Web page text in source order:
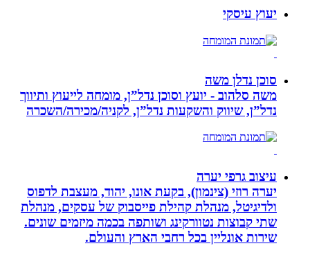
יעוץ עיסקי
סוכן נדלן משה
משה סלהוב - יועץ וסוכן נדל”ן, מומחה לייעוץ ותיווך
נדל”ן, שיווק והשקעות נדל”ן, לקניה/מכירה/השכרה
עיצוב גרפי יערה
יערה רוזי (צינמון), בקעת אונו, יהוד, מעצבת לדפוס
ולדיגיטל, מנהלת קהילת פייסבוק של עסקים, מנהלת
שתי קבוצות נטוורקינג ושותפה בכמה מיזמים שונים.
שירות אונליין בכל רחבי הארץ והעולם.